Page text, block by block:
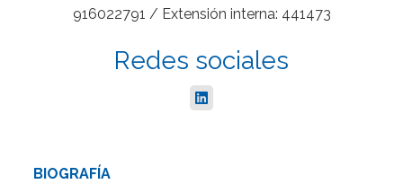
916022791 / Extensión interna: 441473
Redes sociales
BIOGRAFÍA